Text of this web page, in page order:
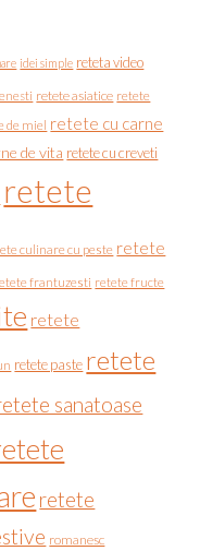
idei simple reteta video
retete asiatice retete
de miel retete cu carne
de vita retete cu creveti
retete
culinare cu peste retete
frantuzesti retete fructe
retete
retete paste retete
sanatoase
retete
romanesc